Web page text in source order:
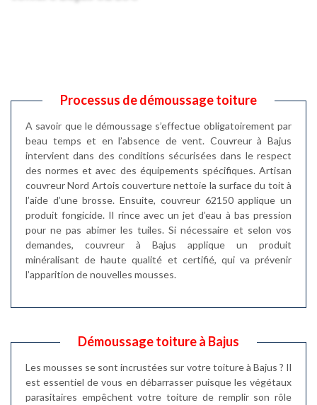
Processus de démoussage toiture
A savoir que le démoussage s’effectue obligatoirement par
beau temps et en l’absence de vent. Couvreur à Bajus
intervient dans des conditions sécurisées dans le respect
des normes et avec des équipements spécifiques. Artisan
couvreur Nord Artois couverture nettoie la surface du toit à
l’aide d’une brosse. Ensuite, couvreur 62150 applique un
produit fongicide. Il rince avec un jet d’eau à bas pression
pour ne pas abimer les tuiles. Si nécessaire et selon vos
demandes, couvreur à Bajus applique un produit
minéralisant de haute qualité et certifié, qui va prévenir
l’apparition de nouvelles mousses.
Démoussage toiture à Bajus
Les mousses se sont incrustées sur votre toiture à Bajus ? Il
est essentiel de vous en débarrasser puisque les végétaux
parasitaires empêchent votre toiture de remplir son rôle